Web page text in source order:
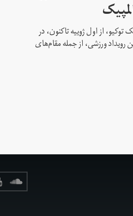
توکیو، از اول ژوییه تاکنون، در
با این رویداد ورزشی، از جمله مقام‌های